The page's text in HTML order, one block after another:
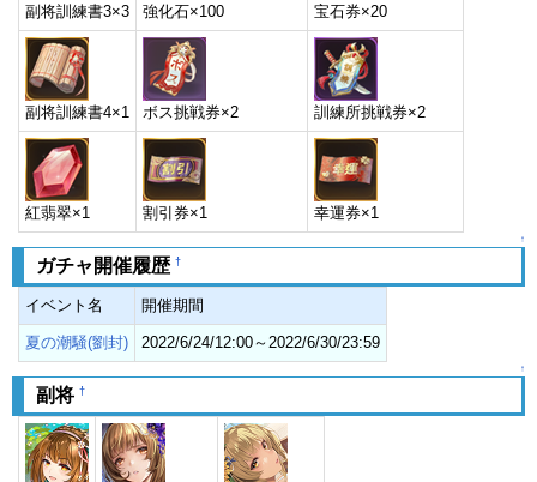
副将訓練書3×3 強化石×100 宝石券×20
副将訓練書4×1 ボス挑戦券×2 訓練所挑戦券×2
紅翡翠×1 割引券×1 幸運券×1
↑
ガチャ開催履歴 †
イベント名 開催期間
夏の潮騒(劉封) 2022/6/24/12:00～2022/6/30/23:59
↑
副将 †